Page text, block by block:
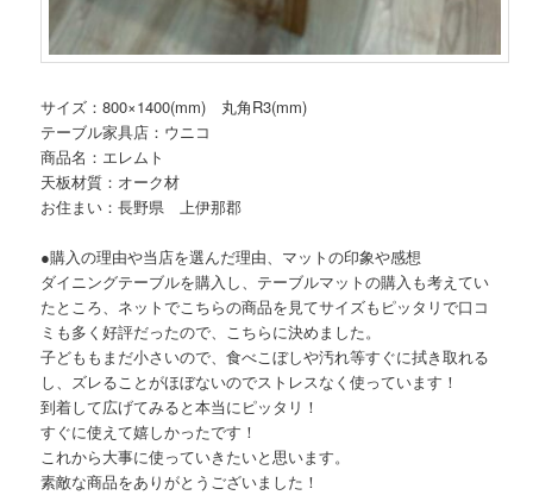
サイズ：800×1400(mm) 丸角R3(mm)
テーブル家具店：ウニコ
商品名：エレムト
天板材質：オーク材
お住まい：長野県 上伊那郡
●購入の理由や当店を選んだ理由、マットの印象や感想
ダイニングテーブルを購入し、テーブルマットの購入も考えてい
たところ、ネットでこちらの商品を見てサイズもピッタリで口コ
ミも多く好評だったので、こちらに決めました。
子どももまだ小さいので、食べこぼしや汚れ等すぐに拭き取れる
し、ズレることがほぼないのでストレスなく使っています！
到着して広げてみると本当にピッタリ！
すぐに使えて嬉しかったです！
これから大事に使っていきたいと思います。
素敵な商品をありがとうございました！